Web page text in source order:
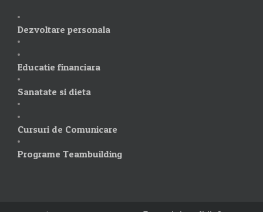
Dezvoltare personala
Educatie financiara
Sanatate si dieta
Cursuri de Comunicare
Programe Teambuilding